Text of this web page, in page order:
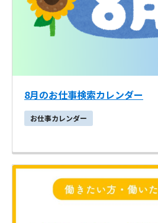
8月のお仕事検索カレンダー
お仕事カレンダー